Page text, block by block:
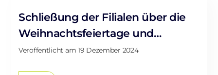
Schließung der Filialen über die
Weihnachtsfeiertage und
Vornahme der letzten
Veröffentlicht am 19 Dezember 2024